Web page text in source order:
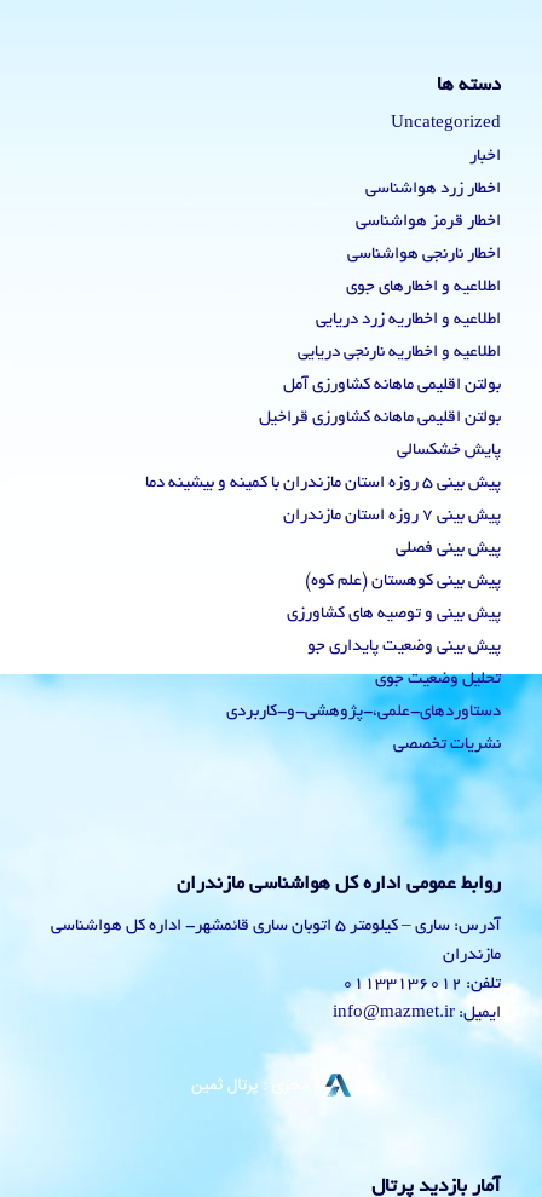
دسته ها
Uncategorized
اخبار
اخطار زرد هواشناسی
اخطار قرمز هواشناسی
اخطار نارنجی هواشناسی
اطلاعیه و اخطارهای جوی
اطلاعیه و اخطاریه زرد دریایی
اطلاعیه و اخطاریه نارنجی دریایی
بولتن اقلیمی ماهانه کشاورزی آمل
بولتن اقلیمی ماهانه کشاورزی قراخیل
پایش خشکسالی
پیش بینی 5 روزه استان مازندران با کمینه و بیشینه دما
پیش بینی 7 روزه استان مازندران
پیش بینی فصلی
پیش بینی کوهستان (علم کوه)
پیش بینی و توصیه های کشاورزی
پیش بینی وضعیت پایداری جو
تحلیل وضعیت جوی
دستاوردهای-علمی،-پژوهشی-و-کاربردی
نشریات تخصصی
روابط عمومی اداره کل هواشناسی مازندران
آدرس: ساری – کیلومتر 5 اتوبان ساری قائمشهر- اداره کل هواشناسی
مازندران
تلفن: 01133136012
ایمیل: info@mazmet.ir
آمار بازدید پرتال